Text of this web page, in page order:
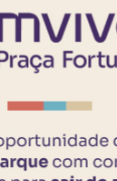
Bem Viver